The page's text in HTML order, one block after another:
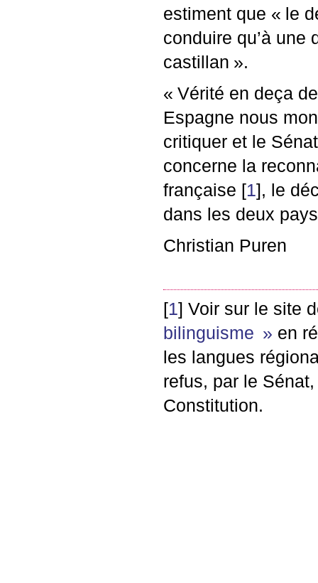
estiment que « le
conduire qu’à une
castillan ».
« Vérité en deça
Espagne nous
critiquer et le
concerne la
française [1] , le
dans les deux
Christian Puren
[1] Voir sur le site
bilinguisme » en
les langues
refus, par le
Constitution.